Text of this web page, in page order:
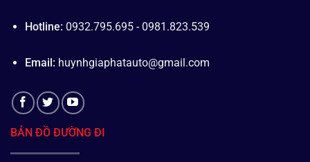
Hotline: 0932.795.695 - 0981.823.539
Email: huynhgiaphatauto@gmail.com
BẢN ĐỒ ĐƯỜNG ĐI